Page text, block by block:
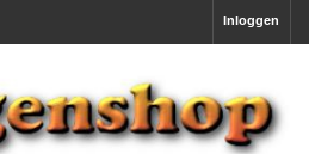
Inloggen